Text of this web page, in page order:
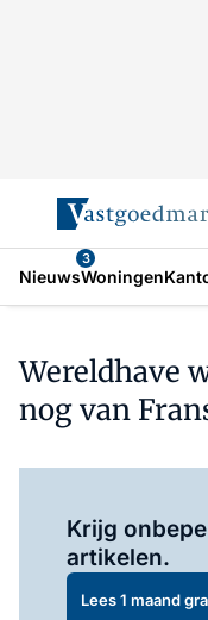
Nieuws
3
Woningen
Wereldhave
nog van
Krijg
artikelen.
Lees 1 maand